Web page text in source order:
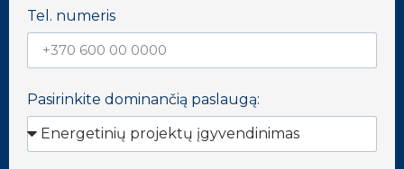
Tel. numeris
Pasirinkite dominančią paslaugą: